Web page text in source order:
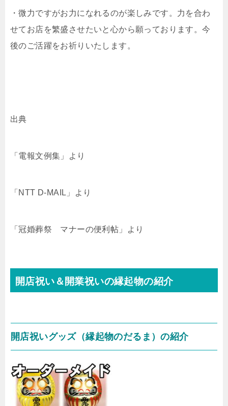
・微力ですがお力になれるのが楽しみです。力を合わ
せてお店を繁盛させたいと心から願っております。今
後のご活躍をお祈りいたします。
出典
「電報文例集」より
「NTT D-MAIL」より
「冠婚葬祭 マナーの便利帖」より
開店祝い＆開業祝いの縁起物の紹介
開店祝いグッズ（縁起物のだるま）の紹介